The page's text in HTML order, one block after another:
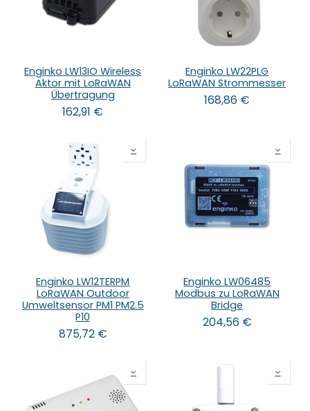
Enginko LW13IO Wireless
Aktor mit LoRaWAN
Übertragung
162,91 €
Enginko LW22PLG
LoRaWAN Strommesser
168,86 €
Enginko LW12TERPM
LoRaWAN Outdoor
Umweltsensor PM1 PM2.5
P10
875,72€
Enginko LW06485
Modbus zu LoRaWAN
Bridge
204,56€